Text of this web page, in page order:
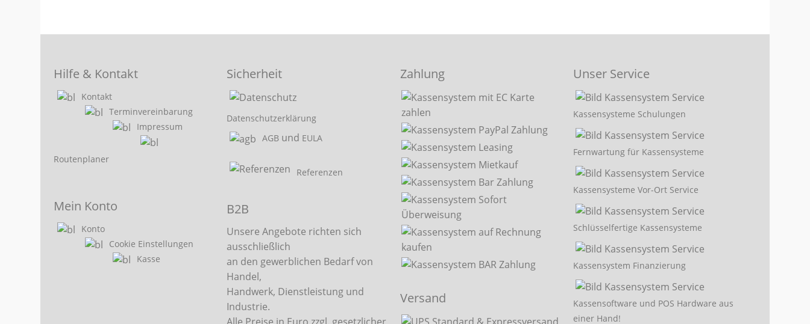
Hilfe & Kontakt
Kontakt
Terminvereinbarung
Impressum
Routenplaner
Mein Konto
Konto
Cookie Einstellungen
Kasse
Sicherheit
Datenschutzerklärung
AGB und EULA
Referenzen
B2B
Unsere Angebote richten sich
ausschließlich
an den gewerblichen Bedarf von
Handel,
Handwerk, Dienstleistung und
Industrie.
Zahlung
Versand
Unser Service
Kassensysteme Schulungen
Fernwartung für Kassensysteme
Kassensysteme Vor-Ort Service
Schlüsselfertige Kassensysteme
Kassensystem Finanzierung
Kassensoftware und POS Hardware aus
einer Hand!